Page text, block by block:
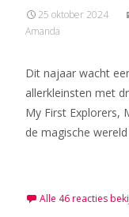
25 oktober 2024
Amanda
Dit najaar wacht
allerkleinsten met
My First Explorers,
de magische
Alle 46 reacties